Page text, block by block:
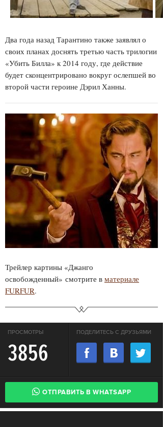
Два года назад Тарантино также заявлял о
своих планах доснять третью часть трилогии
«Убить Билла» к 2014 году, где действие
будет сконцентрировано вокруг ослепшей во
второй части героине Дэрил Ханны.
Трейлер картины «Джанго
освобожденный» смотрите в материале
FURFUR.
ПРОСМОТРЫ
3856
ПОДЕЛИТЕСЬ С ДРУЗЬЯМИ
ОТПРАВИТЬ В WHATSAPP